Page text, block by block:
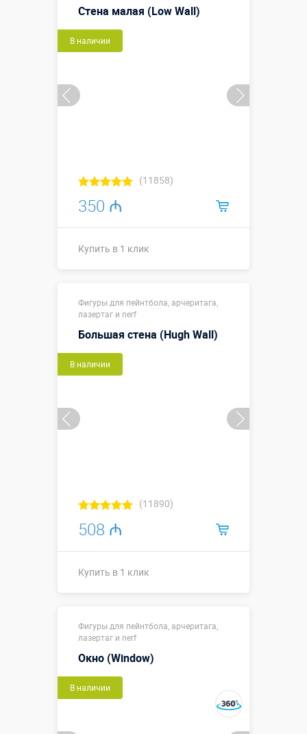
Стена малая (Low Wall)
В наличии
(11858)
350 ₼
Купить в 1 клик
Размеры, м:
1,2
Смотреть видео
Фигуры для пейнтбола, арчеритага,
лазертаг и nerf
Большая стена (Hugh Wall)
В наличии
(11890)
508 ₼
Купить в 1 клик
Размеры, м:
2,1
Смотреть видео
Фигуры для пейнтбола, арчеритага,
лазертаг и nerf
Окно (Window)
В наличии